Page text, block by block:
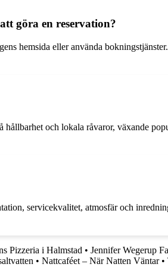
göra en reservation?
hemsida eller använda
och lokala råvaror, växande
servicekvalitet, atmosfär och
Pizzeria i Halmstad • Jennifer Wegerup
• Nattcaféet – När Natten Väntar•